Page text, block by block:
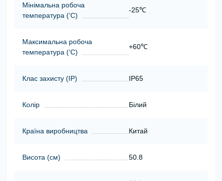
Мінімальна робоча
температура (‘С)
-25℃
Максимальна робоча
температура (‘С)
+60℃
Клас захисту (ІР) IP65
Колір Білий
Країна виробництва Китай
Висота (cм) 50.8